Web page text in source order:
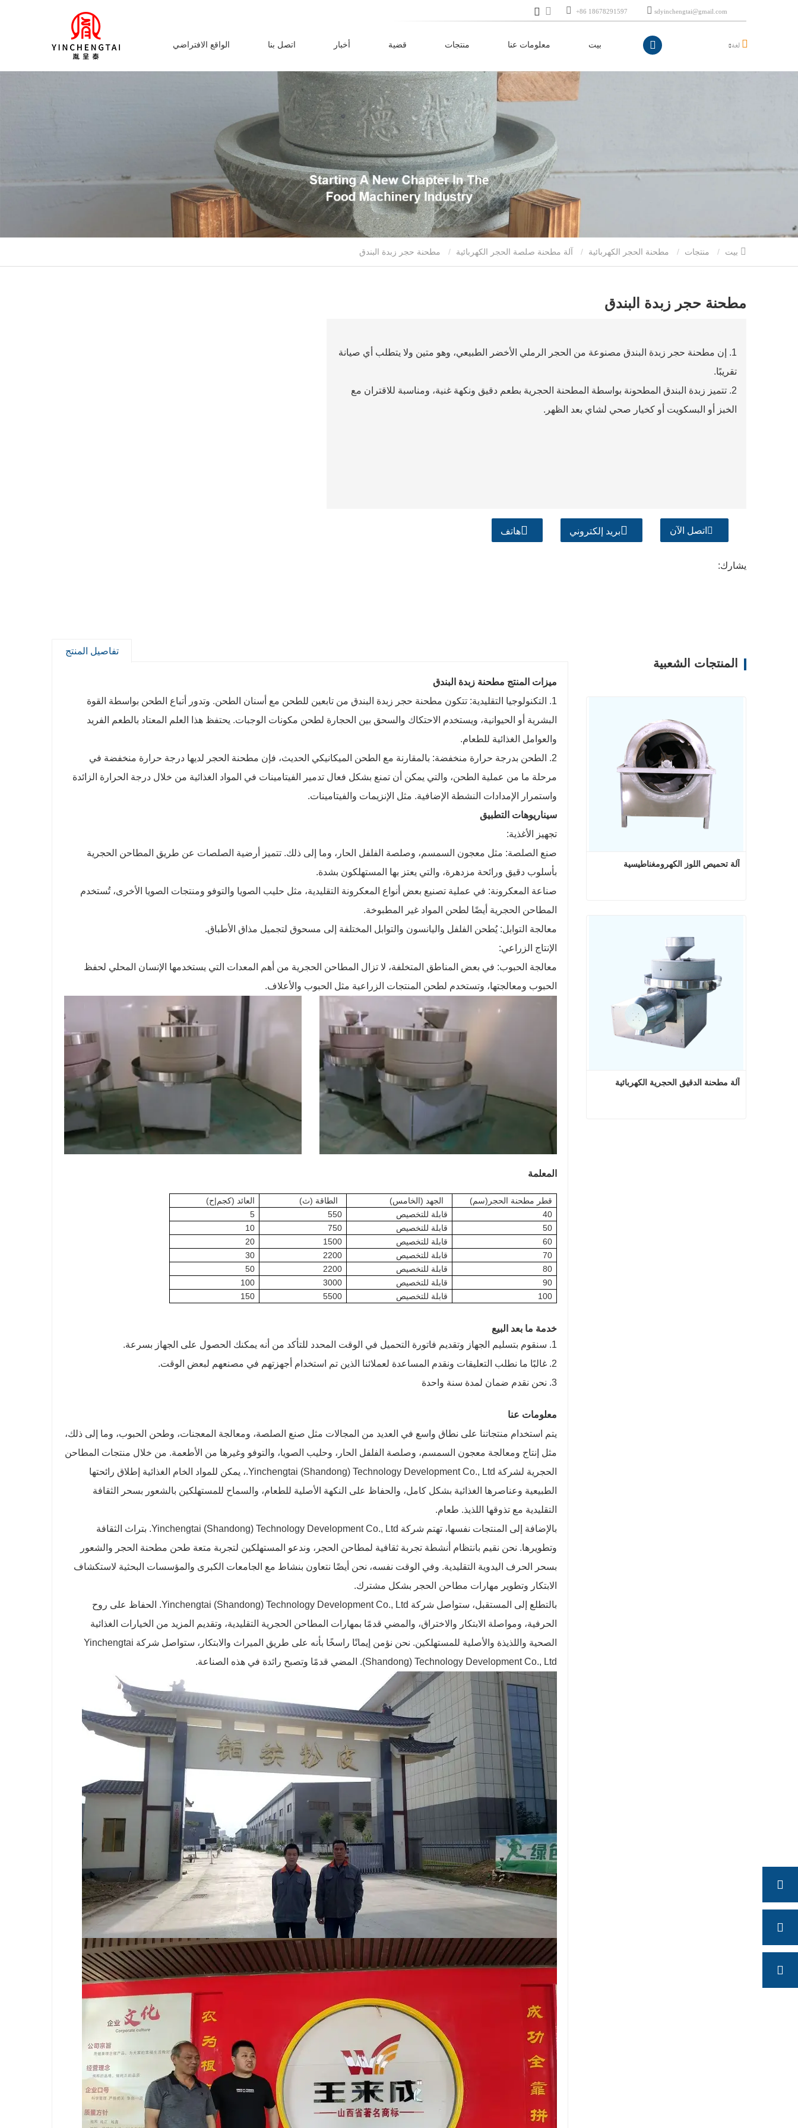
بيت معلومات عنا منتجات قضية أخبار اتصل بنا الواقع الافتراضي
sdyinchengtai@gmail.com
+86 18678291597
لغة
منتجات مطحنة الحجر الكهربائية آلة مطحنة صلصة الحجر الكهربائية
مطحنة حجر زبدة البندق
1. إن مطحنة حجر زبدة البندق مصنوعة من الحجر الرملي الأخضر الطبيعي، وهو متين ولا يتطلب أي صيانة
تقريبًا.
2. تتميز زبدة البندق المطحونة بواسطة المطحنة الحجرية بطعم دقيق ونكهة غنية، ومناسبة للاقتران مع
الخبز أو البسكويت أو كخيار صحي لشاي بعد الظهر.
اتصل الآن بريد إلكتروني هاتف
يشارك:
تفاصيل المنتج
ميزات المنتج مطحنة زبدة البندق
1. التكنولوجيا التقليدية: تتكون مطحنة حجر زبدة البندق من تابعين للطحن مع أسنان الطحن. وتدور أتباع الطحن بواسطة القوة
البشرية أو الحيوانية، ويستخدم الاحتكاك والسحق بين الحجارة لطحن مكونات الوجبات. يحتفظ هذا العلم المعتاد بالطعم الفريد
والعوامل الغذائية للطعام.
2. الطحن بدرجة حرارة منخفضة: بالمقارنة مع الطحن الميكانيكي الحديث، فإن مطحنة الحجر لديها درجة حرارة منخفضة في
مرحلة ما من عملية الطحن، والتي يمكن أن تمنع بشكل فعال تدمير الفيتامينات في المواد الغذائية من خلال درجة الحرارة الزائدة
واستمرار الإمدادات النشطة الإضافية. مثل الإنزيمات والفيتامينات.
سيناريوهات التطبيق
تجهيز الأغذية:
صنع الصلصة: مثل معجون السمسم، وصلصة الفلفل الحار، وما إلى ذلك. تتميز أرضية الصلصات عن طريق المطاحن الحجرية
بأسلوب دقيق ورائحة مزدهرة، والتي يعتز بها المستهلكون بشدة.
صناعة المعكرونة: في عملية تصنيع بعض أنواع المعكرونة التقليدية، مثل حليب الصويا والتوفو ومنتجات الصويا الأخرى، تُستخدم
المطاحن الحجرية أيضًا لطحن المواد غير المطبوخة.
معالجة التوابل: يُطحن الفلفل واليانسون والتوابل المختلفة إلى مسحوق لتجميل مذاق الأطباق.
الإنتاج الزراعي:
معالجة الحبوب: في بعض المناطق المتخلفة، لا تزال المطاحن الحجرية من أهم المعدات التي يستخدمها الإنسان المحلي لحفظ
الحبوب ومعالجتها، وتستخدم لطحن المنتجات الزراعية مثل الحبوب والأعلاف.
المعلمة
قطر مطحنة الحجر (سم) الجهد (الخامس) الطاقة (ث)
العائد (كجم|ح)
40 قابلة للتخصيص 550
5
50
قابلة للتخصيص 750
10
60
قابلة للتخصيص 1500
20
70
قابلة للتخصيص 2200
30
80
قابلة للتخصيص 2200
50
90
قابلة للتخصيص 3000
100
100
قابلة للتخصيص 5500
150
خدمة ما بعد البيع
1. سنقوم بتسليم الجهاز وتقديم فاتورة التحميل في الوقت المحدد للتأكد من أنه يمكنك الحصول على الجهاز بسرعة.
2. غالبًا ما نطلب التعليقات ونقدم المساعدة لعملائنا الذين تم استخدام أجهزتهم في مصنعهم لبعض الوقت.
3. نحن نقدم ضمان لمدة سنة واحدة
معلومات عنا
يتم استخدام منتجاتنا على نطاق واسع في العديد من المجالات مثل صنع الصلصة، ومعالجة المعجنات، وطحن الحبوب، وما إلى ذلك،
مثل إنتاج ومعالجة معجون السمسم، وصلصة الفلفل الحار، وحليب الصويا، والتوفو وغيرها من الأطعمة. من خلال منتجات المطاحن
الحجرية لشركة Yinchengtai (Shandong) Technology Development Co., Ltd.، يمكن للمواد الخام الغذائية إطلاق رائحتها
الطبيعية وعناصرها الغذائية بشكل كامل، والحفاظ على النكهة الأصلية للطعام، والسماح للمستهلكين بالشعور بسحر الثقافة
التقليدية مع تذوقها اللذيذ. طعام.
بالإضافة إلى المنتجات نفسها، تهتم شركة Yinchengtai (Shandong) Technology Development Co., Ltd. بتراث الثقافة
وتطويرها. نحن نقيم بانتظام أنشطة تجربة ثقافية لمطاحن الحجر، وندعو المستهلكين لتجربة متعة طحن مطحنة الحجر والشعور
بسحر الحرف اليدوية التقليدية. وفي الوقت نفسه، نحن أيضًا نتعاون بنشاط مع الجامعات الكبرى والمؤسسات البحثية لاستكشاف
الابتكار وتطوير مهارات مطاحن الحجر بشكل مشترك.
بالتطلع إلى المستقبل، ستواصل شركة Yinchengtai (Shandong) Technology Development Co., Ltd. الحفاظ على روح
الحرفية، ومواصلة الابتكار والاختراق، والمضي قدمًا بمهارات المطاحن الحجرية التقليدية، وتقديم المزيد من الخيارات الغذائية
الصحية واللذيذة والأصلية للمستهلكين. نحن نؤمن إيمانًا راسخًا بأنه على طريق الميراث والابتكار، ستواصل شركة Yinchengtai
(Shandong) Technology Development Co., Ltd. المضي قدمًا وتصبح رائدة في هذه الصناعة.
المنتجات الشعبية
آلة تحميص اللوز الكهرومغناطيسية
اتصل الآن
آلة مطحنة الدقيق الحجرية الكهربائية